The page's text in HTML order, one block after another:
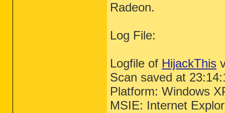
Radeon.
Log File:
Logfile of HijackThis
Scan saved at
Platform: Windows
MSIE: Internet